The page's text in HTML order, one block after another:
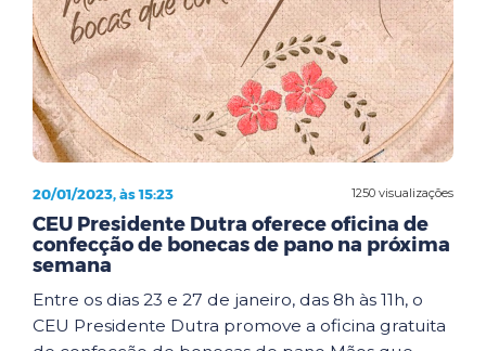
1250 visualizações
20/01/2023, às 15:23
CEU Presidente Dutra oferece oficina de
confecção de bonecas de pano na próxima
semana
Entre os dias 23 e 27 de janeiro, das 8h às 11h, o
CEU Presidente Dutra promove a oficina gratuita